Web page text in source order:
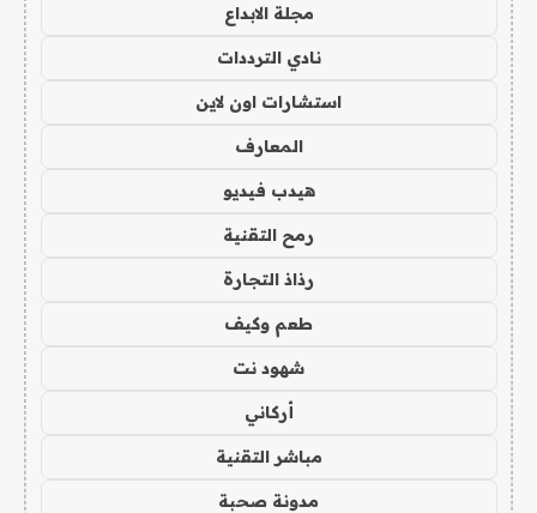
مجلة الابداع
نادي الترددات
استشارات اون لاين
المعارف
هيدب فيديو
رمح التقنية
رذاذ التجارة
طعم وكيف
شهود نت
أركاني
مباشر التقنية
مدونة صحبة